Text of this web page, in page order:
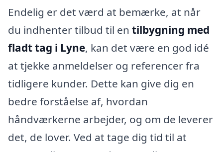
Endelig er det værd at bemærke, at når
du indhenter tilbud til en tilbygning med
fladt tag i Lyne, kan det være en god idé
at tjekke anmeldelser og referencer fra
tidligere kunder. Dette kan give dig en
bedre forståelse af, hvordan
håndværkerne arbejder, og om de leverer
det, de lover. Ved at tage dig tid til at